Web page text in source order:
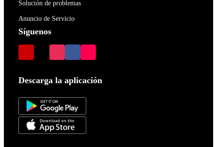
Solución de problemas
Anuncio de Servicio
Síguenos
Descarga la aplicación